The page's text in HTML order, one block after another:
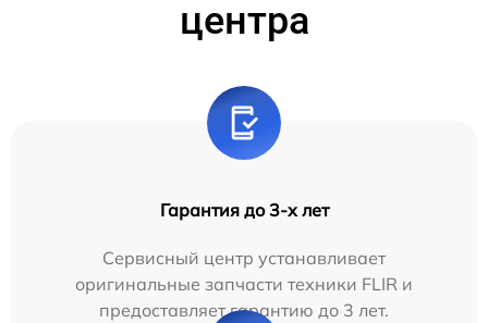
центра
Гарантия до 3-х лет
Сервисный центр устанавливает
оригинальные запчасти техники FLIR и
предоставляет гарантию до 3 лет.